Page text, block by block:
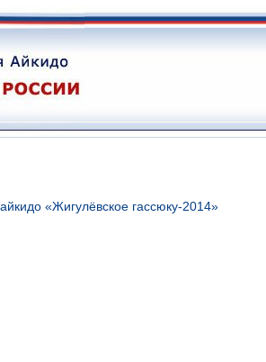
«Жигулёвское гассюку-2014»